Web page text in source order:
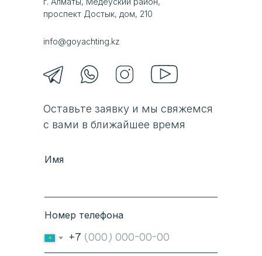
Оставьте заявку и мы свяжемся
с вами в ближайшее время
проспект Достык, дом, 210
info@goyachting.kz
Имя
Номер телефона
+7